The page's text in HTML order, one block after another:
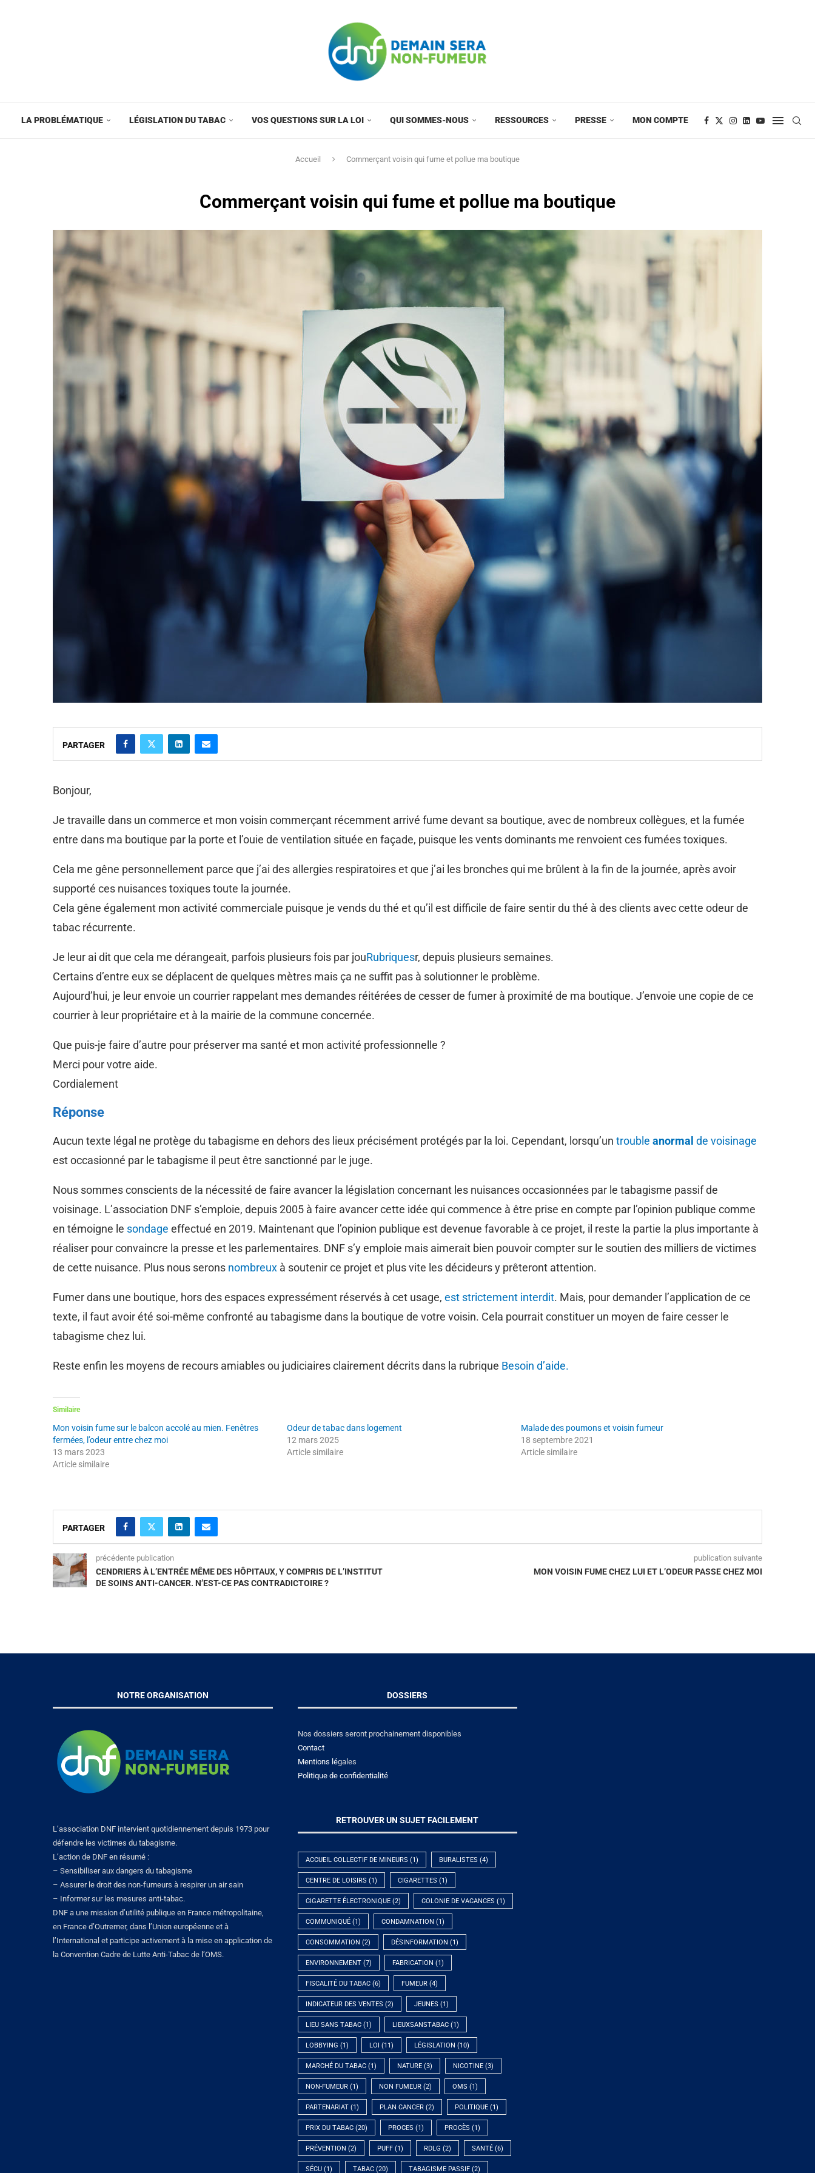
LA PROBLÉMATIQUE LÉGISLATION DU TABAC VOS QUESTIONS SUR LA LOI QUI SOMMES-NOUS RESSOURCES PRESSE MON COMPTE
Accueil Commerçant voisin qui fume et pollue ma boutique
Commerçant voisin qui fume et pollue ma boutique
PARTAGER
Bonjour,
Je travaille dans un commerce et mon voisin commerçant récemment arrivé fume devant sa boutique, avec de nombreux collègues, et la fumée
entre dans ma boutique par la porte et l’ouie de ventilation située en façade, puisque les vents dominants me renvoient ces fumées toxiques.
Cela me gêne personnellement parce que j’ai des allergies respiratoires et que j’ai les bronches qui me brûlent à la fin de la journée, après avoir
supporté ces nuisances toxiques toute la journée.
Cela gêne également mon activité commerciale puisque je vends du thé et qu’il est difficile de faire sentir du thé à des clients avec cette odeur de
tabac récurrente.
Je leur ai dit que cela me dérangeait, parfois plusieurs fois par jouRubriquesr, depuis plusieurs semaines.
Certains d’entre eux se déplacent de quelques mètres mais ça ne suffit pas à solutionner le problème.
Aujourd’hui, je leur envoie un courrier rappelant mes demandes réitérées de cesser de fumer à proximité de ma boutique. J’envoie une copie de ce
courrier à leur propriétaire et à la mairie de la commune concernée.
Que puis-je faire d’autre pour préserver ma santé et mon activité professionnelle ?
Merci pour votre aide.
Cordialement
Réponse
Aucun texte légal ne protège du tabagisme en dehors des lieux précisément protégés par la loi. Cependant, lorsqu’un trouble anormal de voisinage
est occasionné par le tabagisme il peut être sanctionné par le juge.
Nous sommes conscients de la nécessité de faire avancer la législation concernant les nuisances occasionnées par le tabagisme passif de
voisinage. L’association DNF s’emploie, depuis 2005 à faire avancer cette idée qui commence à être prise en compte par l’opinion publique comme
en témoigne le sondage effectué en 2019. Maintenant que l’opinion publique est devenue favorable à ce projet, il reste la partie la plus importante à
réaliser pour convaincre la presse et les parlementaires. DNF s’y emploie mais aimerait bien pouvoir compter sur le soutien des milliers de victimes
de cette nuisance. Plus nous serons nombreux à soutenir ce projet et plus vite les décideurs y prêteront attention.
Fumer dans une boutique, hors des espaces expressément réservés à cet usage, est strictement interdit. Mais, pour demander l’application de ce
texte, il faut avoir été soi-même confronté au tabagisme dans la boutique de votre voisin. Cela pourrait constituer un moyen de faire cesser le
tabagisme chez lui.
Reste enfin les moyens de recours amiables ou judiciaires clairement décrits dans la rubrique Besoin d’aide.
Similaire
Mon voisin fume sur le balcon accolé au mien. Fenêtres
fermées, l’odeur entre chez moi
13 mars 2023
Article similaire
Odeur de tabac dans logement
12 mars 2025
Article similaire
Malade des poumons et voisin fumeur
18 septembre 2021
Article similaire
PARTAGER
précédente publication
CENDRIERS À L’ENTRÉE MÊME DES HÔPITAUX, Y COMPRIS DE L’INSTITUT
DE SOINS ANTI-CANCER. N’EST-CE PAS CONTRADICTOIRE ?
publication suivante
MON VOISIN FUME CHEZ LUI ET L’ODEUR PASSE CHEZ MOI
NOTRE ORGANISATION
L’association DNF intervient quotidiennement depuis 1973 pour
défendre les victimes du tabagisme.
L’action de DNF en résumé :
– Sensibiliser aux dangers du tabagisme
– Assurer le droit des non-fumeurs à respirer un air sain
– Informer sur les mesures anti-tabac.
DNF a une mission d’utilité publique en France métropolitaine,
en France d’Outremer, dans l’Union européenne et à
l’International et participe activement à la mise en application de
la Convention Cadre de Lutte Anti-Tabac de l’OMS.
DOSSIERS
Nos dossiers seront prochainement disponibles
Contact
Mentions légales
Politique de confidentialité
RETROUVER UN SUJET FACILEMENT
ACCUEIL COLLECTIF DE MINEURS (1) BURALISTES (4)
CENTRE DE LOISIRS (1) CIGARETTES (1)
CIGARETTE ÉLECTRONIQUE(2) COLONIE DE VACANCES (1)
COMMUNIQUÉ(1) CONDAMNATION (1)
CONSOMMATION (2) DÉSINFORMATION (1)
ENVIRONNEMENT(7) FABRICATION (1)
FISCALITÉ DU TABAC(6) FUMEUR(4)
INDICATEUR DES VENTES (2) JEUNES (1)
LIEU SANS TABAC(1) LIEUXSANSTABAC(1)
LOBBYING (1) LOI (11) LÉGISLATION (10)
MARCHÉ DU TABAC(1) NATURE(3) NICOTINE(3)
NON-FUMEUR(1) NON FUMEUR(2) OMS (1)
PARTENARIAT(1) PLAN CANCER(2) POLITIQUE(1)
PRIX DU TABAC(20) PROCES (1) PROCÈS (1)
PRÉVENTION (2) PUFF(1) RDLG (2) SANTÉ(6)
SÉCU(1) TABAC(20) TABAGISME PASSIF(2)